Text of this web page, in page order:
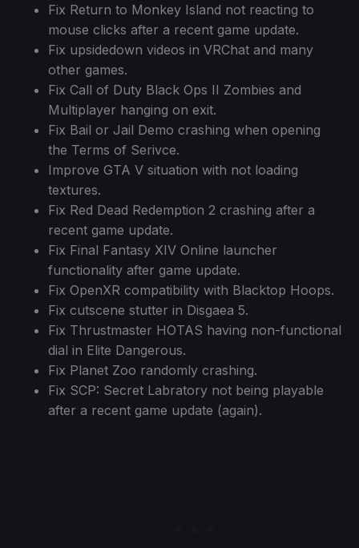
Fix Return to Monkey Island not reacting to
mouse clicks after a recent game update.
Fix upsidedown videos in VRChat and many
other games.
Fix Call of Duty Black Ops II Zombies and
Multiplayer hanging on exit.
Fix Bail or Jail Demo crashing when opening
the Terms of Serivce.
Improve GTA V situation with not loading
textures.
Fix Red Dead Redemption 2 crashing after a
recent game update.
Fix Final Fantasy XIV Online launcher
functionality after game update.
Fix OpenXR compatibility with Blacktop Hoops.
Fix cutscene stutter in Disgaea 5.
Fix Thrustmaster HOTAS having non-functional
dial in Elite Dangerous.
Fix Planet Zoo randomly crashing.
Fix SCP: Secret Labratory not being playable
after a recent game update (again).